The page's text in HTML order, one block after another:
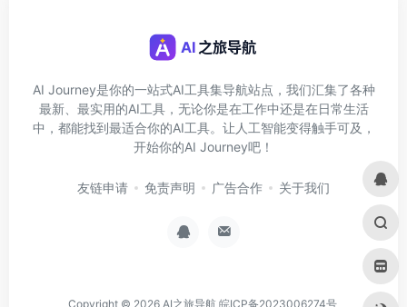
AI Journey是你的一站式AI工具集导航站点，我们汇集了各种
最新、最实用的AI工具，无论你是在工作中还是在日常生活
中，都能找到最适合你的AI工具。让人工智能变得触手可及，
开始你的AI Journey吧！
友链申请 免责声明 广告合作 关于我们
Copyright © 2026 AI之旅导航 皖ICP备2023006274号